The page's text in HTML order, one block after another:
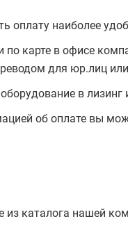
оплату наиболее
карте в офисе
для юр.лиц
в
об оплате вы
из каталога нашей